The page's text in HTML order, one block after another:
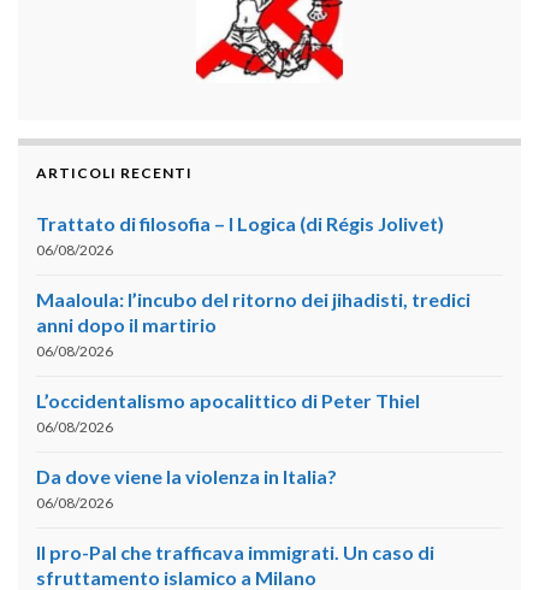
ARTICOLI RECENTI
Trattato di filosofia – I Logica (di Régis Jolivet)
06/08/2026
Maaloula: l’incubo del ritorno dei jihadisti, tredici
anni dopo il martirio
06/08/2026
L’occidentalismo apocalittico di Peter Thiel
06/08/2026
Da dove viene la violenza in Italia?
06/08/2026
Il pro-Pal che trafficava immigrati. Un caso di
sfruttamento islamico a Milano